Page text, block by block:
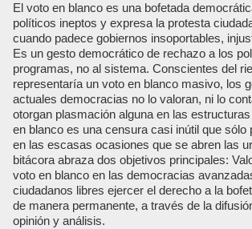
El voto en blanco es una bofetada
políticos ineptos y expresa la protesta
cuando padece gobiernos insoportables,
Es un gesto democrático de rechazo a los
programas, no al sistema. Conscientes del
representaría un voto en blanco masivo, los
actuales democracias no lo valoran, ni lo
otorgan plasmación alguna en las
en blanco es una censura casi inútil que sólo
en las escasas ocasiones que se abren las
bitácora abraza dos objetivos principales:
voto en blanco en las democracias
ciudadanos libres ejercer el derecho a la
de manera permanente, a través de la
opinión y análisis.